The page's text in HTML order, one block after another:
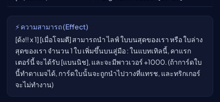
⚡ ความสามารถ (Effect)
[ด้ง!! x 1] [เมื่อโจมตี] สามารถนำ ไลฟ์ ใบบนสุดของเรา หรือ ใบล่าง
สุดของเรา จำนวน 1 ใบ เพิ่มขึ้นบนสู่มือ : ในแบทเทิลนี้, คาแรก
เตอร์นี้ จะได้รับ [แบนนิช], และจะมีพาวเวอร์ +1000. (ถ้าการ์ดใบ
นี้ทำดาเมจได้, การ์ดใบนั้นจะถูกนำไปวางที่แทรช, และทริกเกอร์
จะไม่ทำงาน)